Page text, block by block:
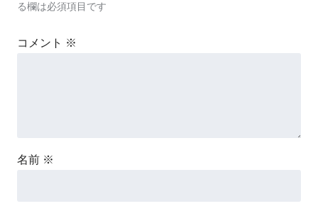
る欄は必須項目です
コメント ※
名前 ※